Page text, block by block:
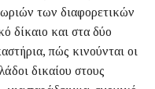
των διαφορετικών
δίκαιο και στα δύο
πώς κινούνται οι
δικαίου στους